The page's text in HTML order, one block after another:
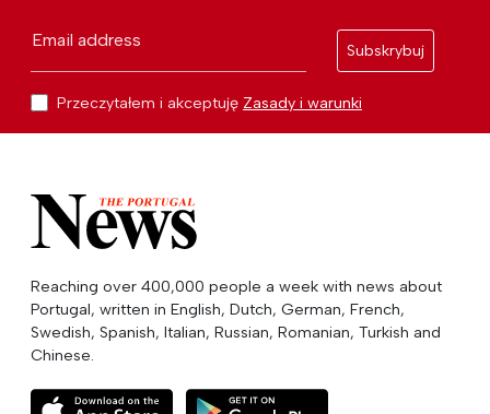
Email address
Subskrybuj
Przeczytałem i akceptuję Zasady i warunki
Reaching over 400,000 people a week with news about
Portugal, written in English, Dutch, German, French,
Swedish, Spanish, Italian, Russian, Romanian, Turkish and
Chinese.